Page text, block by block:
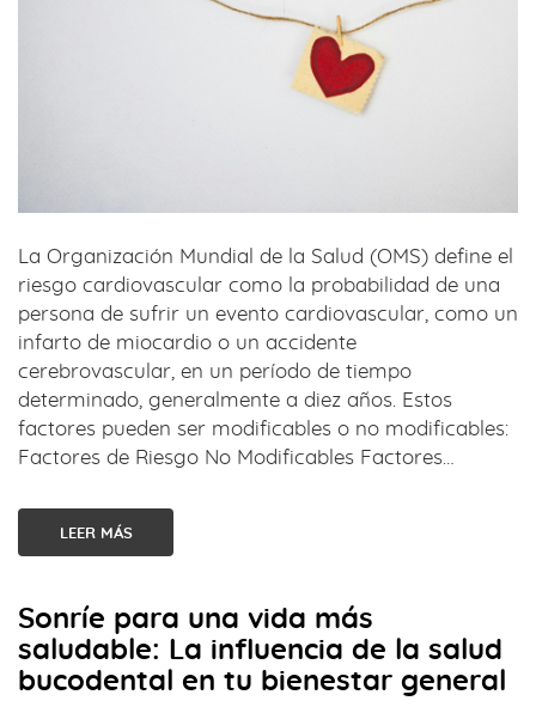
La Organización Mundial de la Salud (OMS) define el
riesgo cardiovascular como la probabilidad de una
persona de sufrir un evento cardiovascular, como un
infarto de miocardio o un accidente
cerebrovascular, en un período de tiempo
determinado, generalmente a diez años. Estos
factores pueden ser modificables o no modificables:
Factores de Riesgo No Modificables Factores…
LEER MÁS
Sonríe para una vida más
saludable: La influencia de la salud
bucodental en tu bienestar general